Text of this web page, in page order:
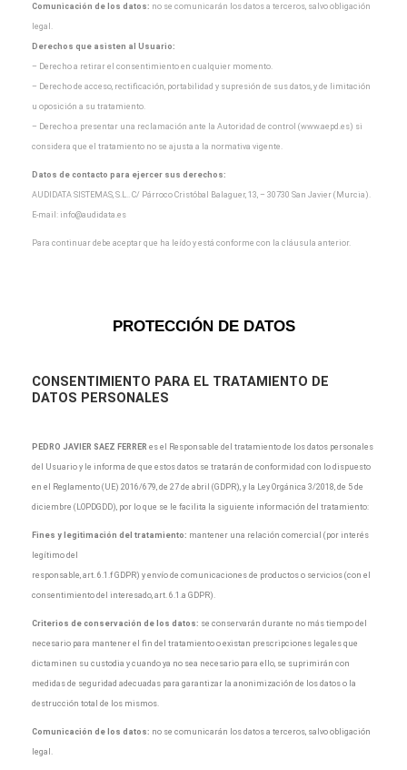
Comunicación de los datos: no se comunicarán los datos a terceros, salvo obligación
legal.
Derechos que asisten al Usuario:
– Derecho a retirar el consentimiento en cualquier momento.
– Derecho de acceso, rectificación, portabilidad y supresión de sus datos, y de limitación
u oposición a su tratamiento.
– Derecho a presentar una reclamación ante la Autoridad de control (www.aepd.es) si
considera que el tratamiento no se ajusta a la normativa vigente.
Datos de contacto para ejercer sus derechos:
AUDIDATA SISTEMAS, S.L.. C/ Párroco Cristóbal Balaguer, 13, – 30730 San Javier (Murcia).
E-mail: info@audidata.es
Para continuar debe aceptar que ha leído y está conforme con la cláusula anterior.
PROTECCIÓN DE DATOS
CONSENTIMIENTO PARA EL TRATAMIENTO DE
DATOS PERSONALES
PEDRO JAVIER SAEZ FERRER es el Responsable del tratamiento de los datos personales
del Usuario y le informa de que estos datos se tratarán de conformidad con lo dispuesto
en el Reglamento (UE) 2016/679, de 27 de abril (GDPR), y la Ley Orgánica 3/2018, de 5 de
diciembre (LOPDGDD), por lo que se le facilita la siguiente información del tratamiento:
Fines y legitimación del tratamiento: mantener una relación comercial (por interés
legítimo del
responsable, art. 6.1.f GDPR) y envío de comunicaciones de productos o servicios (con el
consentimiento del interesado, art. 6.1.a GDPR).
Criterios de conservación de los datos: se conservarán durante no más tiempo del
necesario para mantener el fin del tratamiento o existan prescripciones legales que
dictaminen su custodia y cuando ya no sea necesario para ello, se suprimirán con
medidas de seguridad adecuadas para garantizar la anonimización de los datos o la
destrucción total de los mismos.
Comunicación de los datos: no se comunicarán los datos a terceros, salvo obligación
legal.